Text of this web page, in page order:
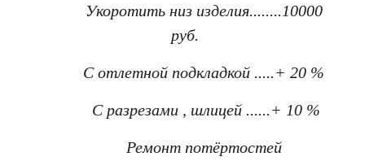
Укоротить низ изделия........10000
руб.
С отлетной подкладкой .....+ 20 %
С разрезами , шлицей ......+ 10 %
Ремонт потёртостей